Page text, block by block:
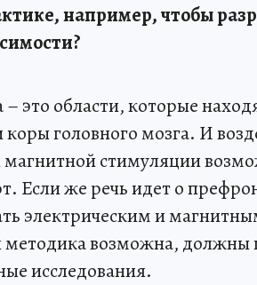
например, чтобы
это области, которые
головного мозга. И
стимуляции
Если же речь идет о
электрическим и
методика возможна, должны
исследования.